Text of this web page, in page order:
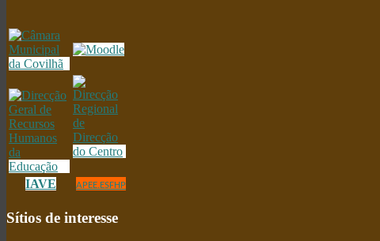
IAVE APEE.ESFHP
Sítios de interesse